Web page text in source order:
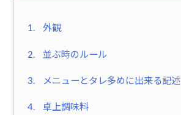
1. 外観
2. 並ぶ時のルール
3. メニューとタレ多めに出来る記述
4. 卓上調味料